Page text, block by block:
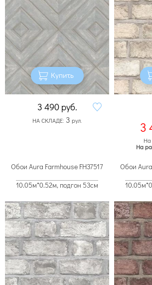
Купить
3 490 руб.
НА СКЛАДЕ: 3 рул. 3
На
На
Обои Aura Farmhouse FH37517
10.05м*0.52м, подгон 53см
Обои Aura